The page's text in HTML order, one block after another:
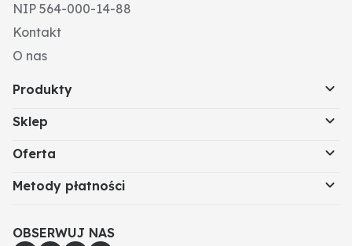
NIP 564-000-14-88
Kontakt
O nas
Produkty
Sklep
Oferta
Metody płatności
OBSERWUJ NAS